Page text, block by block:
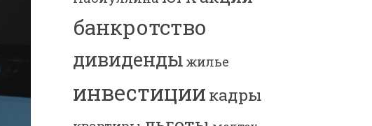
банкротство
дивиденды жилье
инвестиции кадры